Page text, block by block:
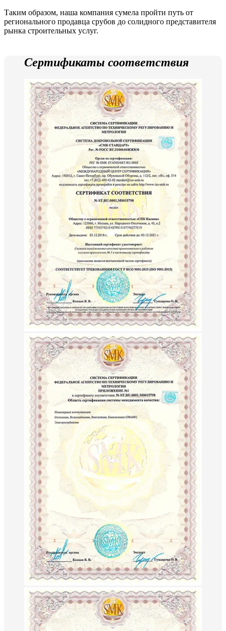
Таким образом, наша компания сумела пройти путь от
регионального продавца срубов до солидного представителя
рынка строительных услуг.
Сертификаты соответствия